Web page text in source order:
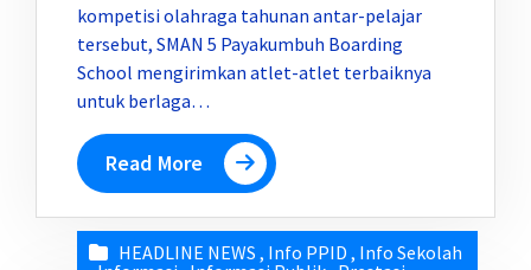
kompetisi olahraga tahunan antar-pelajar
tersebut, SMAN 5 Payakumbuh Boarding
School mengirimkan atlet-atlet terbaiknya
untuk berlaga…
Read More
HEADLINE NEWS , Info PPID , Info Sekolah